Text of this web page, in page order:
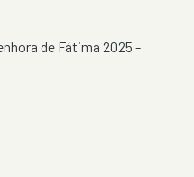
de Fátima 2025 -